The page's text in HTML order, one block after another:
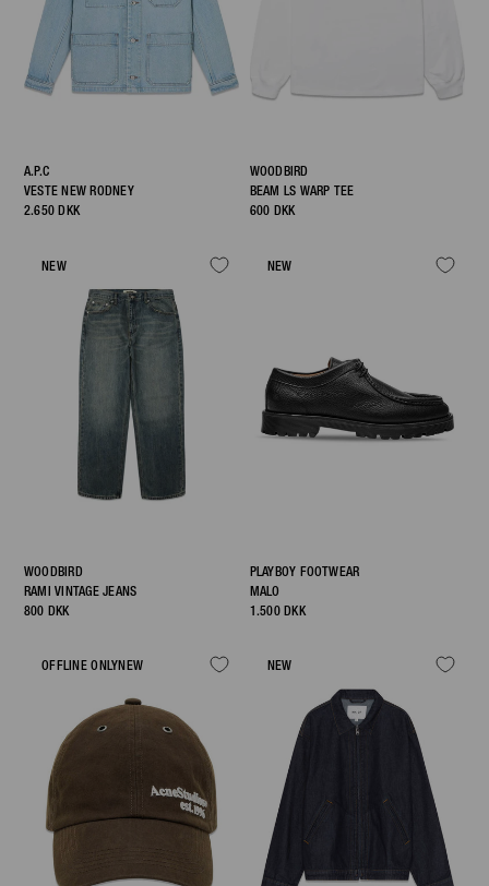
A.P.C
VESTE NEW RODNEY
2.650 DKK
WOODBIRD
BEAM LS WARP TEE
600 DKK
NEW
WOODBIRD
RAMI VINTAGE JEANS
800 DKK
NEW
PLAYBOY FOOTWEAR
MALO
1.500 DKK
OFFLINE ONLY NEW NEW